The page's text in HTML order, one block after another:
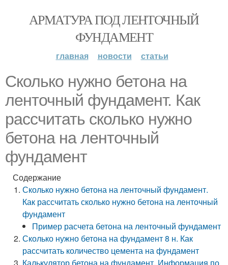
АРМАТУРА ПОД ЛЕНТОЧНЫЙ
ФУНДАМЕНТ
главная новости статьи
Сколько нужно бетона на
ленточный фундамент. Как
рассчитать сколько нужно
бетона на ленточный
фундамент
Содержание
Сколько нужно бетона на ленточный фундамент.
Как рассчитать сколько нужно бетона на ленточный
фундамент
Пример расчета бетона на ленточный фундамент
Сколько нужно бетона на фундамент 8 н. Как
рассчитать количество цемента на фундамент